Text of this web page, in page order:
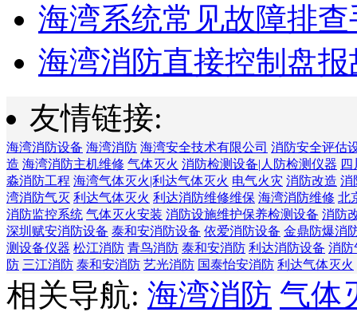
海湾系统常见故障排
海湾消防直接控制盘报
友情链接:
海湾消防设备 海湾消防 海湾安全技术有限公司 消防安全评估
造 海湾消防主机维修 气体灭火 消防检测设备|人防检测仪器
淼消防工程 海湾气体灭火|利达气体灭火 电气火灾 消防改造 消
湾消防气灭 利达气体灭火 利达消防维修维保 海湾消防维修 北
消防监控系统 气体灭火安装 消防设施维护保养检测设备 消防
深圳赋安消防设备 泰和安消防设备 依爱消防设备 金鼎防爆消
测设备仪器 松江消防 青鸟消防 泰和安消防 利达消防设备 消防
防 三江消防 泰和安消防 艺光消防 国泰怡安消防 利达气体灭火
相关导航: 海湾消防 气体